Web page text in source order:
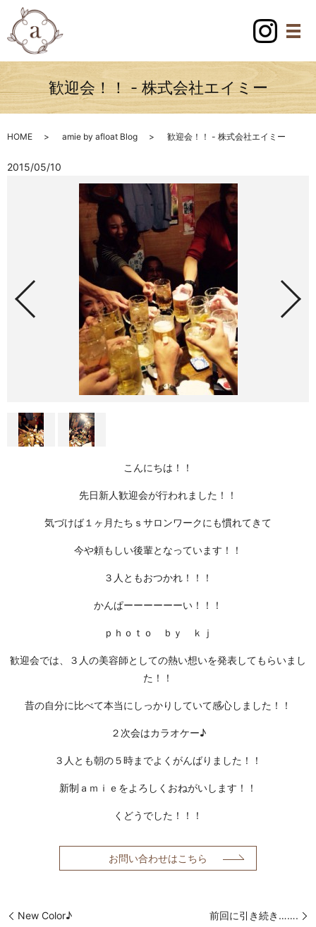
歓迎会！！ - 株式会社エイミー
HOME amie by afloat Blog 歓迎会！！ - 株式会社エイミー
2015/05/10
こんにちは！！
先日新人歓迎会が行われました！！
気づけば１ヶ月たちｓサロンワークにも慣れてきて
今や頼もしい後輩となっています！！
３人ともおつかれ！！！
かんぱーーーーーーい！！！
ｐｈｏｔｏ ｂｙ ｋｊ
歓迎会では、３人の美容師としての熱い想いを発表してもらいまし
た！！
昔の自分に比べて本当にしっかりしていて感心しました！！
２次会はカラオケー♪
３人とも朝の５時までよくがんばりました！！
新制ａｍｉｅをよろしくおねがいします！！
くどうでした！！！
お問い合わせはこちら
New Color♪ 前回に引き続き…….